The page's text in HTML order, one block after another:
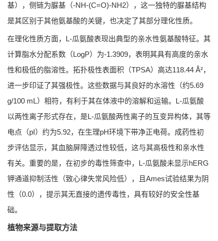
基），侧链为脲基（-NH-(C=O)-NH2），这一独特的脲基结构
是其区别于其他氨基酸的关键，也决定了其部分理化性质。
在理化性质方面，L-瓜氨酸表现出典型的亲水性氨基酸特征。其
计算脂水分配系数（LogP）为-1.3909，表明其具有高度的亲水
性和极低的脂溶性。拓扑极性表面积（TPSA）高达118.44 Å²，
进一步印证了其强极性。这些数据与其良好的水溶性（约5.69
g/100 mL）相符，有利于其在体液中的溶解和运输。L-瓜氨酸
以两性离子形式存在，是L-瓜氨酸两性离子的互变异构体，其等
电点（pI）约为5.92，在生理pH环境下带净正电荷。成药性初
步评估显示，其血脑屏障透过性较低，这与其高极性和亲水性
有关。重要的是，在初步的毒性筛查中，L-瓜氨酸未显示hERG
钾通道抑制活性（致心律失常风险低），且Ames试验结果为阴
性（0.0），提示其无直接的遗传毒性，具有较好的安全性基
础。
植物来源与提取方法